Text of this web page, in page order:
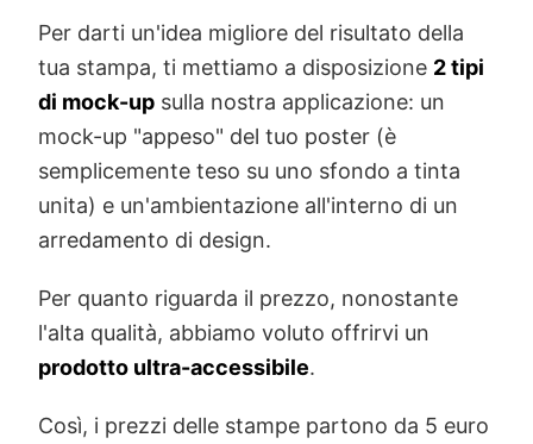
Per darti un'idea migliore del risultato della
tua stampa, ti mettiamo a disposizione 2 tipi
di mock-up sulla nostra applicazione: un
mock-up "appeso" del tuo poster (è
semplicemente teso su uno sfondo a tinta
unita) e un'ambientazione all'interno di un
arredamento di design.
Per quanto riguarda il prezzo, nonostante
l'alta qualità, abbiamo voluto offrirvi un
prodotto ultra-accessibile.
Così, i prezzi delle stampe partono da 5 euro